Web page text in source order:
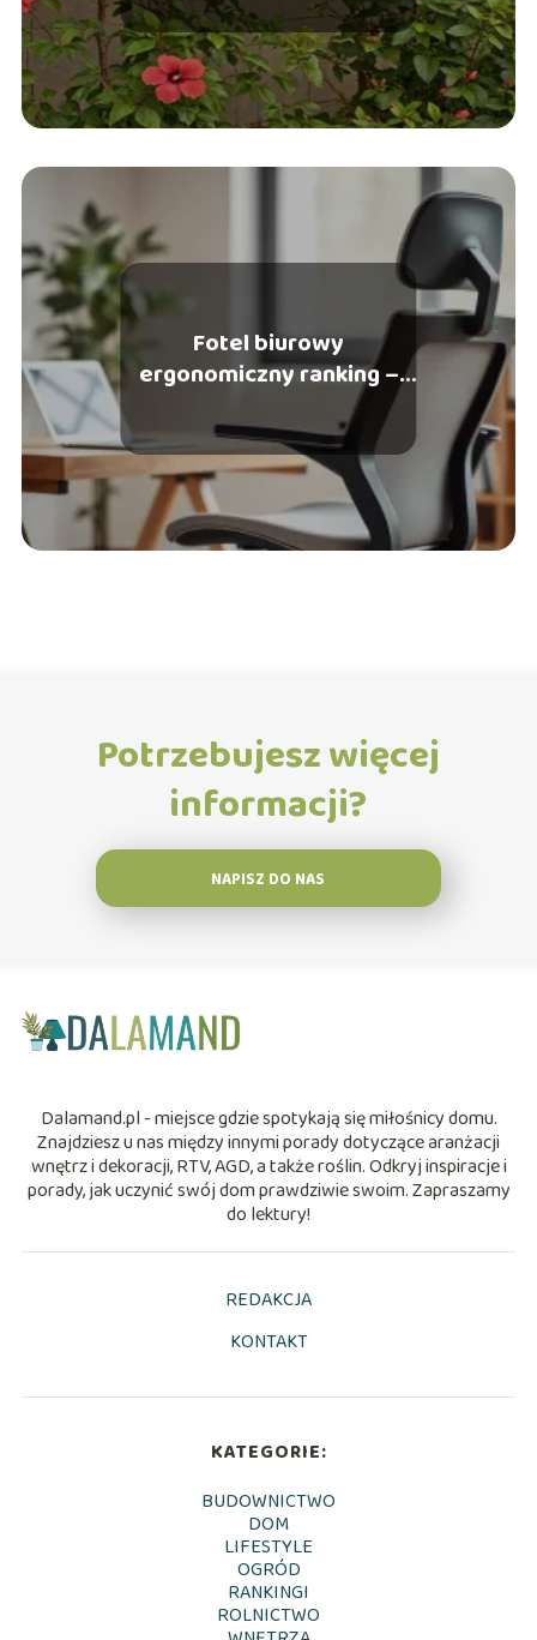
Fotel biurowy
ergonomiczny ranking –
które modele wybrać?
Potrzebujesz więcej
informacji?
NAPISZ DO NAS
Dalamand.pl - miejsce gdzie spotykają się miłośnicy domu.
Znajdziesz u nas między innymi porady dotyczące aranżacji
wnętrz i dekoracji, RTV, AGD, a także roślin. Odkryj inspiracje i
porady, jak uczynić swój dom prawdziwie swoim. Zapraszamy
do lektury!
REDAKCJA
KONTAKT
KATEGORIE:
BUDOWNICTWO
DOM
LIFESTYLE
OGRÓD
RANKINGI
ROLNICTWO